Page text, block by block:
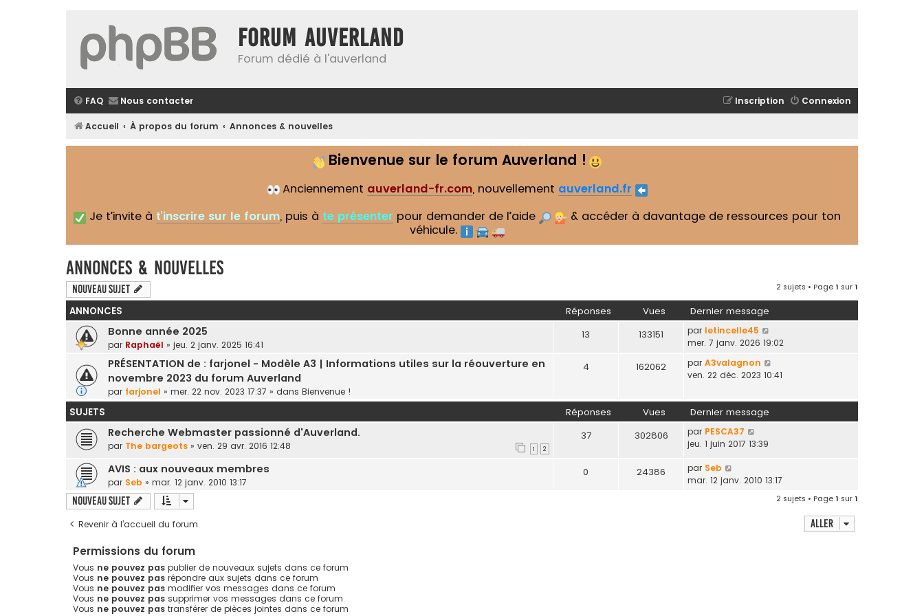
Forum Auverland
Forum dédié à l'auverland
FAQ Nous contacter Connexion
Inscription
Accueil À propos du forum Annonces & nouvelles
Bienvenue sur le forum Auverland !
Anciennement auverland-fr.com, nouvellement auverland.fr
Je t’invite à t’inscrire sur le forum, puis à te présenter pour demander de l’aide
& accéder à davantage de ressources pour ton
véhicule.
Annonces & nouvelles
Nouveau sujet 2 sujets • Page1 sur1
ANNONCES Réponses Vues Dernier message
Bonne année 2025
par Raphaël » jeu. 2 janv. 2025 16:41
13 133151 par letincelle45
mer. 7 janv. 2026 19:02
PRÉSENTATION de : farjonel - Modèle A3 | Informations utiles sur la réouverture en
novembre 2023 du forum Auverland
par farjonel » mer. 22 nov. 2023 17:37 » dans Bienvenue !
4 162062 par A3valagnon
ven. 22 déc. 2023 10:41
SUJETS Réponses Vues Dernier message
Recherche Webmaster passionné d'Auverland.
par The bargeots » ven. 29 avr. 2016 12:48 1 2
37 302806 par PESCA37
jeu. 1 juin 2017 13:39
AVIS : aux nouveaux membres
par Seb » mar. 12 janv. 2010 13:17
0 24386 par Seb
mar. 12 janv. 2010 13:17
Nouveau sujet 2 sujets • Page1 sur1
Revenir à l’accueil du forum Aller
Permissions du forum
Vous ne pouvez pas publier de nouveaux sujets dans ce forum
Vous ne pouvez pas répondre aux sujets dans ce forum
Vous ne pouvez pas modifier vos messages dans ce forum
Vous ne pouvez pas supprimer vos messages dans ce forum
Vous ne pouvez pas transférer de pièces jointes dans ce forum